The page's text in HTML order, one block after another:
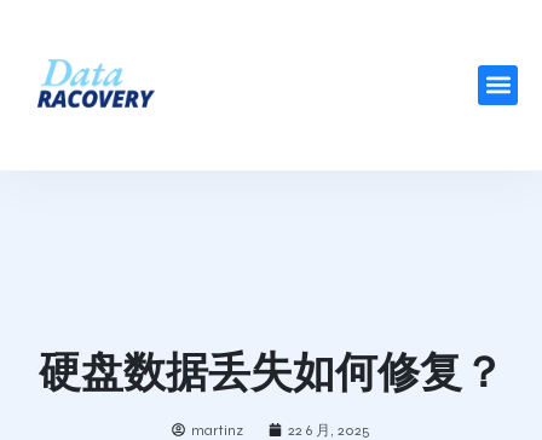
硬盘数据丢失如何修复？
martinz 22 6 月, 2025